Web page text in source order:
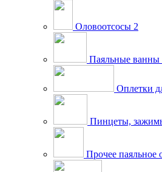
Оловоотсосы 2
Паяльные ванны
Оплетки
Пинцеты,
Прочее паяльное